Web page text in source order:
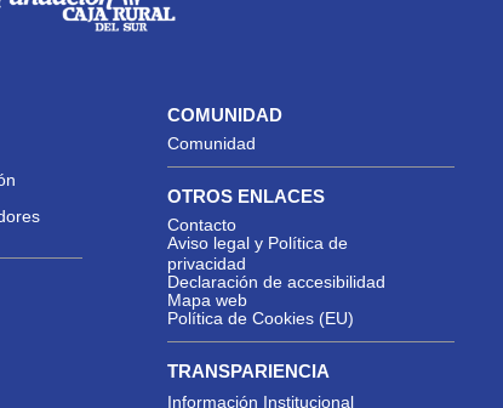
COMUNIDAD
Comunidad
OTROS ENLACES
Contacto
Aviso legal y Política de
privacidad
Declaración de accesibilidad
Mapa web
Política de Cookies (EU)
TRANSPARIENCIA
Información Institucional